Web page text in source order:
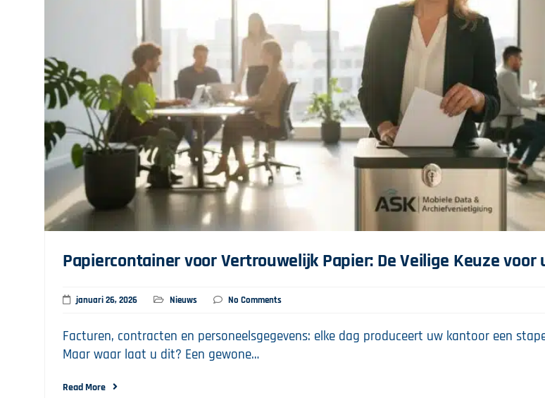
Papiercontainer voor Vertrouwelijk Papier: De Veilige Keuze voor
januari 26, 2026 Nieuws No Comments
Facturen, contracten en personeelsgegevens: elke dag produceert uw kantoor een
Maar waar laat u dit? Een gewone…
Read More